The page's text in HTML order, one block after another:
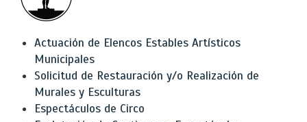
Actuación de Elencos Estables Artísticos
Municipales
Solicitud de Restauración y/o Realización de
Murales y Esculturas
Espectáculos de Circo